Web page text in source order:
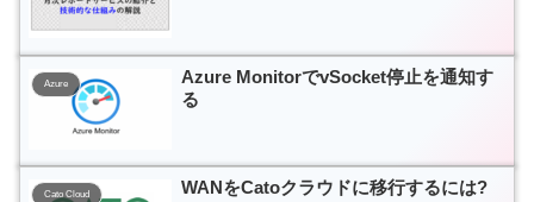
Azure
Azure MonitorでvSocket停止を通知す
る
Cato Cloud WANをCatoクラウドに移行するには?